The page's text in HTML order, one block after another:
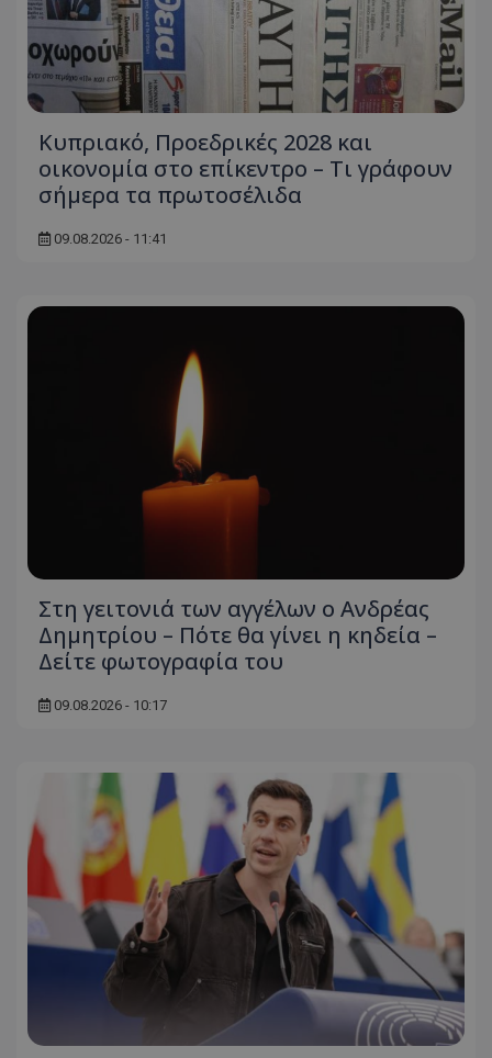
Κυπριακό, Προεδρικές 2028 και
οικονομία στο επίκεντρο – Τι γράφουν
σήμερα τα πρωτοσέλιδα
09.08.2026 - 11:41
Στη γειτονιά των αγγέλων ο Ανδρέας
Δημητρίου – Πότε θα γίνει η κηδεία –
Δείτε φωτογραφία του
09.08.2026 - 10:17